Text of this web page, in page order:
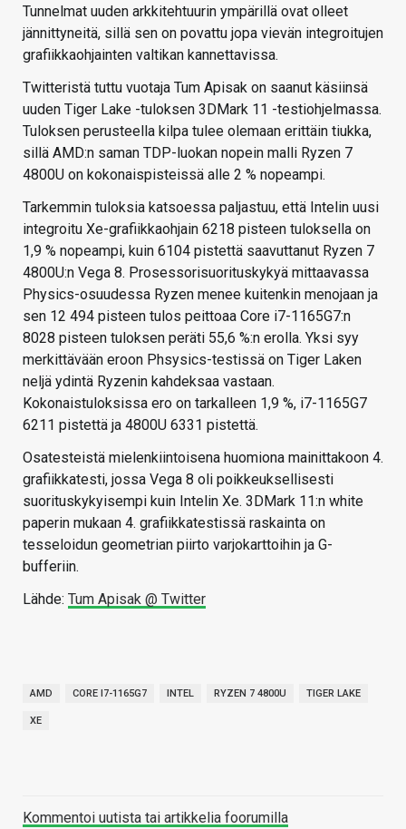
Tunnelmat uuden arkkitehtuurin ympärillä ovat olleet
jännittyneitä, sillä sen on povattu jopa vievän integroitujen
grafiikkaohjainten valtikan kannettavissa.
Twitteristä tuttu vuotaja Tum Apisak on saanut käsiinsä
uuden Tiger Lake -tuloksen 3DMark 11 -testiohjelmassa.
Tuloksen perusteella kilpa tulee olemaan erittäin tiukka,
sillä AMD:n saman TDP-luokan nopein malli Ryzen 7
4800U on kokonaispisteissä alle 2 % nopeampi.
Tarkemmin tuloksia katsoessa paljastuu, että Intelin uusi
integroitu Xe-grafiikkaohjain 6218 pisteen tuloksella on
1,9 % nopeampi, kuin 6104 pistettä saavuttanut Ryzen 7
4800U:n Vega 8. Prosessorisuorituskykyä mittaavassa
Physics-osuudessa Ryzen menee kuitenkin menojaan ja
sen 12 494 pisteen tulos peittoaa Core i7-1165G7:n
8028 pisteen tuloksen peräti 55,6 %:n erolla. Yksi syy
merkittävään eroon Phsysics-testissä on Tiger Laken
neljä ydintä Ryzenin kahdeksaa vastaan.
Kokonaistuloksissa ero on tarkalleen 1,9 %, i7-1165G7
6211 pistettä ja 4800U 6331 pistettä.
Osatesteistä mielenkiintoisena huomiona mainittakoon 4.
grafiikkatesti, jossa Vega 8 oli poikkeuksellisesti
suorituskykyisempi kuin Intelin Xe. 3DMark 11:n white
paperin mukaan 4. grafiikkatestissä raskainta on
tesseloidun geometrian piirto varjokarttoihin ja G-
bufferiin.
Lähde: Tum Apisak @ Twitter
AMD CORE I7-1165G7 INTEL RYZEN 7 4800U TIGER LAKE
XE
Kommentoi uutista tai artikkelia foorumilla